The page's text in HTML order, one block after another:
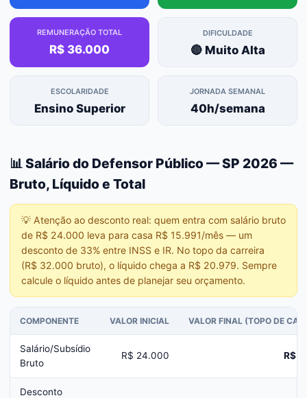
REMUNERAÇÃO TOTAL
R$ 36.000
DIFICULDADE
🔴 Muito Alta
ESCOLARIDADE
Ensino Superior
JORNADA SEMANAL
40h/semana
📊 Salário do Defensor Público — SP 2026 —
Bruto, Líquido e Total
💡 Atenção ao desconto real: quem entra com salário bruto
de R$ 24.000 leva para casa R$ 15.991/mês — um
desconto de 33% entre INSS e IR. No topo da carreira
(R$ 32.000 bruto), o líquido chega a R$ 20.979. Sempre
calcule o líquido antes de planejar seu orçamento.
COMPONENTE VALOR INICIAL VALOR FINAL (TOPO DE
Salário/Subsídio
Bruto
R$ 24.000 R$
Desconto